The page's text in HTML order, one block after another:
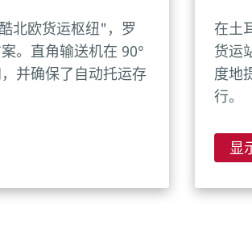
北欧货运枢纽"，罗
。直角输送机在 90°
并确保了自动托运存
在土
货运
度地
行。
显